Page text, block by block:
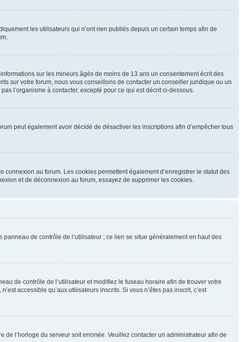
les utilisateurs qui n’ont rien publiés depuis un certain temps afin de
sur les mineurs âgés de moins de 13 ans un consentement écrit des
sur votre forum, nous vous conseillons de contacter un conseiller juridique ou un
l’organisme à contacter, excepté pour ce qui est décrit ci-dessous.
peut également avoir décidé de désactiver les inscriptions afin d’empêcher tous
au forum. Les cookies permettent également d’enregistrer le statut des
et de déconnexion au forum, essayez de supprimer les cookies.
de contrôle de l’utilisateur ; ce lien se situe généralement en haut des
de contrôle de l’utilisateur et modifiez le fuseau horaire afin de trouver votre
accessible qu’aux utilisateurs inscrits. Si vous n’êtes pas inscrit, c’est
de l’horloge du serveur soit erronée. Veuillez contacter un administrateur afin de